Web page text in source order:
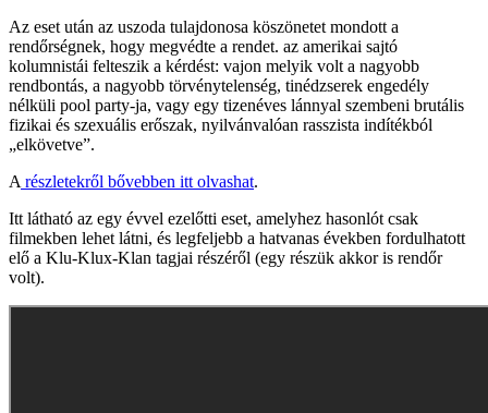
Az eset után az uszoda tulajdonosa köszönetet mondott a
rendőrségnek, hogy megvédte a rendet. az amerikai sajtó
kolumnistái felteszik a kérdést: vajon melyik volt a nagyobb
rendbontás, a nagyobb törvénytelenség, tinédzserek engedély
nélküli pool party-ja, vagy egy tizenéves lánnyal szembeni brutális
fizikai és szexuális erőszak, nyilvánvalóan rasszista indítékból
„elkövetve”.
A részletekről bővebben itt olvashat.
Itt látható az egy évvel ezelőtti eset, amelyhez hasonlót csak
filmekben lehet látni, és legfeljebb a hatvanas években fordulhatott
elő a Klu-Klux-Klan tagjai részéről (egy részük akkor is rendőr
volt).